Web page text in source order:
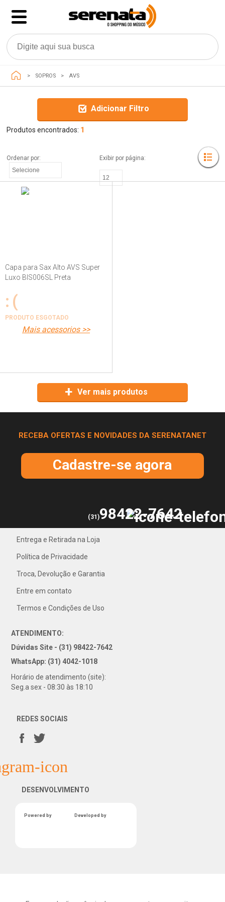
SOPROS AVS
Adicionar Filtro
Produtos encontrados: 1
Ordenar por:
Capa para Sax Alto AVS Super
Luxo BIS006SL Preta
PRODUTO ESGOTADO
mais acessorios >>
Ver mais produtos
RECEBA OFERTAS E NOVIDADES DA SERENATANET
Cadastre-se agora
(31)98422-7642
4042-1018
Entrega e Retirada na Loja
Política de Privacidade
Troca, Devolução e Garantia
Entre em contato
Termos e Condições de Uso
ATENDIMENTO:
Dúvidas Site - (31) 98422-7642
WhatsApp: (31) 4042-1018
Horário de atendimento (site):
Seg.a sex - 08:30 às 18:10
REDES SOCIAIS
DESENVOLVIMENTO
Powered by Developed by